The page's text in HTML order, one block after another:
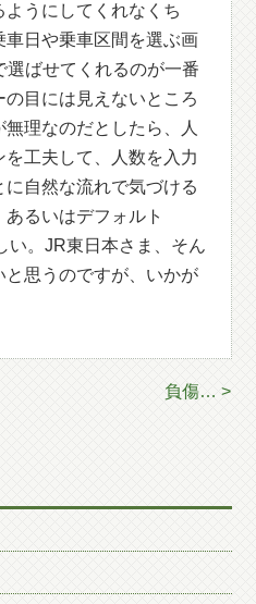
うにしてくれなくち
日や乗車区間を選ぶ画
選ばせてくれるのが一番
目には見えないところ
理なのだとしたら、人
工夫して、人数を入力
自然な流れで気づける
るいはデフォルト
い。JR東日本さま、そん
思うのですが、いかが
負傷… >